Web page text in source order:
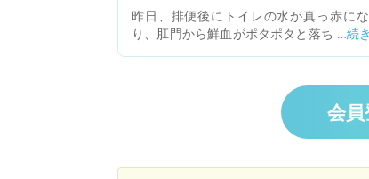
昨日、排便後にトイレの水が真っ赤にな
り、肛門から鮮血がポタポタと落ちてきて
タッと止まって、生理用ナプキンをつけ
が、血がつくようなことはありません。 3
前から紙に少量の血がつくようになってい
が、トイレの水が赤くなるようなことはあ
会員